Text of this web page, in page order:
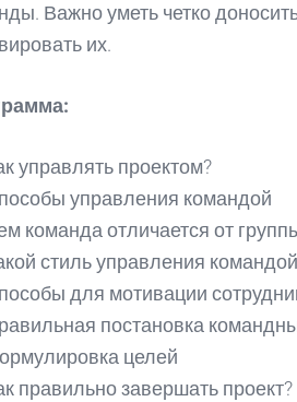
Важно уметь четко
их.
управлять проектом?
управления командой
команда отличается от
стиль управления
для мотивации
постановка
целей
правильно завершать проект?